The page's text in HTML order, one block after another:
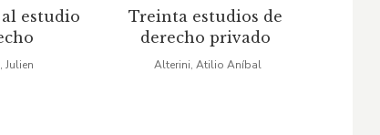
estudio
Julien
Treinta estudios de
derecho privado
Alterini, Atilio Aníbal